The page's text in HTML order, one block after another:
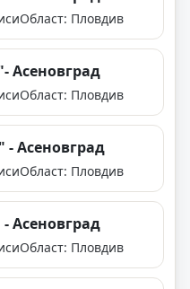
Област: Пловдив
Асеновград
Област: Пловдив
Асеновград
Област: Пловдив
Асеновград
Област: Пловдив